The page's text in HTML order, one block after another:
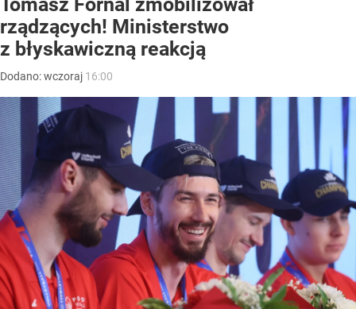
rządzących! Ministerstwo
z błyskawiczną reakcją
Dodano:wczoraj 16:00